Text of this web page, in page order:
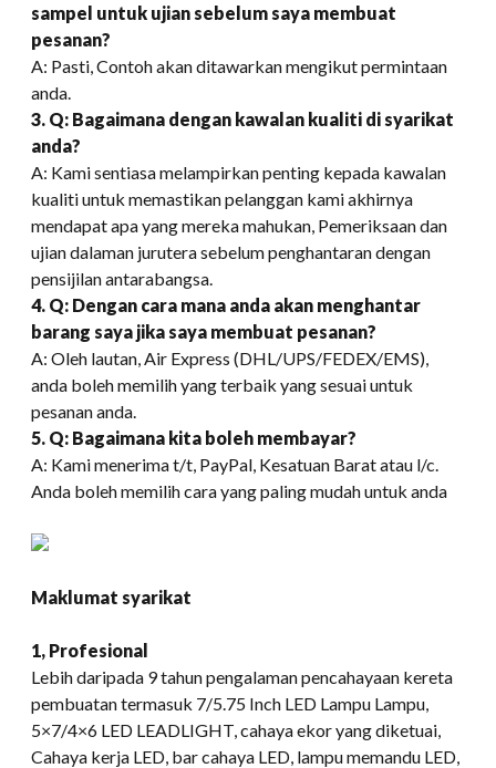
sampel untuk ujian sebelum saya membuat
pesanan?
A: Pasti, Contoh akan ditawarkan mengikut permintaan
anda.
3. Q: Bagaimana dengan kawalan kualiti di syarikat
anda?
A: Kami sentiasa melampirkan penting kepada kawalan
kualiti untuk memastikan pelanggan kami akhirnya
mendapat apa yang mereka mahukan, Pemeriksaan dan
ujian dalaman jurutera sebelum penghantaran dengan
pensijilan antarabangsa.
4. Q: Dengan cara mana anda akan menghantar
barang saya jika saya membuat pesanan?
A: Oleh lautan, Air Express (DHL/UPS/FEDEX/EMS),
anda boleh memilih yang terbaik yang sesuai untuk
pesanan anda.
5. Q: Bagaimana kita boleh membayar?
A: Kami menerima t/t, PayPal, Kesatuan Barat atau l/c.
Anda boleh memilih cara yang paling mudah untuk anda
Maklumat syarikat
1, Profesional
Lebih daripada 9 tahun pengalaman pencahayaan kereta
pembuatan termasuk 7/5.75 Inch LED Lampu Lampu,
5×7/4×6 LED LEADLIGHT, cahaya ekor yang diketuai,
Cahaya kerja LED, bar cahaya LED, lampu memandu LED,